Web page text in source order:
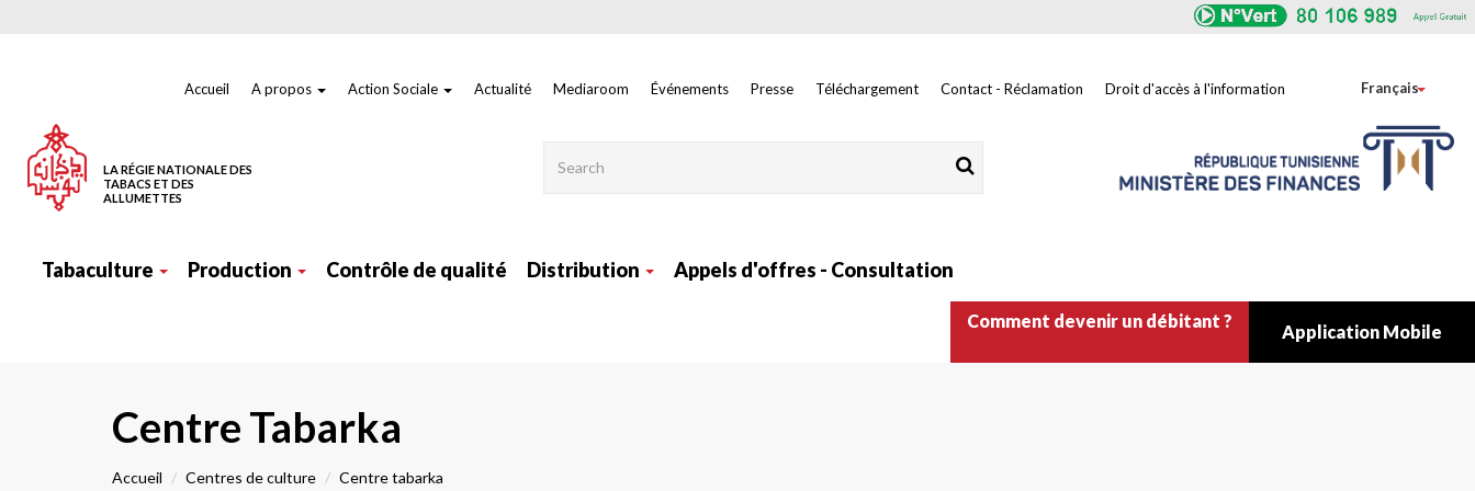
Français
Accueil A propos Action Sociale Actualité Mediaroom Événements Presse Téléchargement Contact - Réclamation Droit d'accès à l'information
LA RÉGIE NATIONALE DES
TABACS ET DES
ALLUMETTES
principale
Tabaculture Production Contrôle de qualité Distribution Appels d'offres - Consultation
main
Comment devenir un débitant ?
Application Mobile
Centre Tabarka
Accueil Centres de culture Centre tabarka